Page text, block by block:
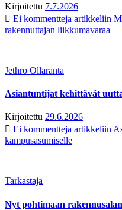
Kirjoitettu 7.7.2026
Ei kommentteja artikkeliin
rakennuttajan liikkumavaraa
Jethro Ollaranta
Asiantuntijat kehittävät
Kirjoitettu 29.6.2026
Ei kommentteja artikkeliin
kampusasumiselle
Tarkastaja
Nyt pohtimaan